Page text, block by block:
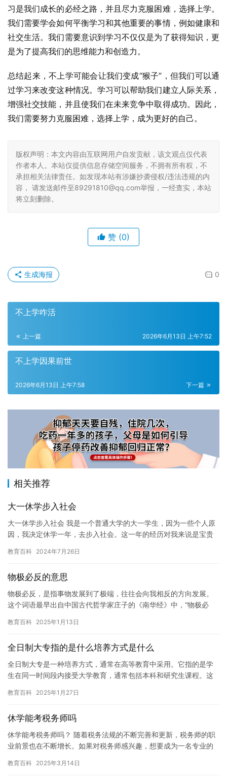
习是我们成长的必经之路，并且尽力克服困难，选择上学。
我们需要学会如何平衡学习和其他重要的事情，例如健康和
社交生活。我们需要意识到学习不仅仅是为了获得知识，更
是为了提高我们的思维能力和创造力。
总结起来，不上学可能会让我们变成“猴子”，但我们可以通
过学习来改变这种情况。学习可以帮助我们建立人际关系，
增强社交技能，并且使我们在未来竞争中取得成功。因此，
我们需要努力克服困难，选择上学，成为更好的自己。
版权声明：本文内容由互联网用户自发贡献，该文观点仅代表
作者本人。本站仅提供信息存储空间服务，不拥有所有权，不
承担相关法律责任。如发现本站有涉嫌抄袭侵权/违法违规的内
容， 请发送邮件至89291810@qq.com举报，一经查实，本站
将立刻删除。
赞 (0)
0
生成海报
不上学咋活
上一篇 2026年6月13日 上午7:52
不上学因果前世
下一篇
2026年6月13日 上午7:58
相关推荐
大一休学步入社会
大一休学步入社会 我是一个普通大学的大一学生，因为一些个人原
因，我决定休学一年，去步入社会。这一年的经历对我来说是宝贵
入…
教育百科 2024年7月26日
物极必反的意思
物极必反，是指事物发展到了极端，往往会向我相反的方向发展。
这个词语最早出自中国古代哲学家庄子的《南华经》中，“物极必
生…
教育百科 2025年1月13日
全日制大专指的是什么培养方式是什么
全日制大专是一种培养方式，通常在高等教育中采用。它指的是学
生在同一时间段内接受大学教育，通常包括本科和研究生课程。这
适应未…
教育百科 2025年1月27日
休学能考税务师吗
休学能考税务师吗？ 随着税务法规的不断完善和更新，税务师的职
业前景也在不断增长。如果对税务师感兴趣，想要成为一名专业的
答。 …
教育百科 2025年3月14日